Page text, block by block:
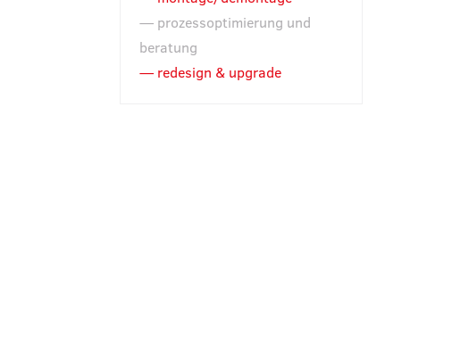
prozessoptimierung und
beratung
redesign & upgrade